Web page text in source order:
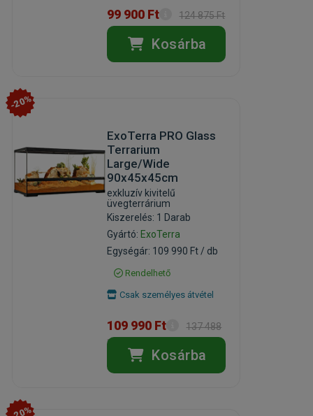
99 900 Ft 124 875 Ft
Kosárba
-20%
ExoTerra PRO Glass
Terrarium
Large/Wide
90x45x45cm
exkluzív kivitelű
üvegterrárium
Kiszerelés: 1 Darab
Gyártó: ExoTerra
Egységár: 109 990 Ft / db
Rendelhető
Csak személyes átvétel
109 990 Ft
137 488
Ft
Kosárba